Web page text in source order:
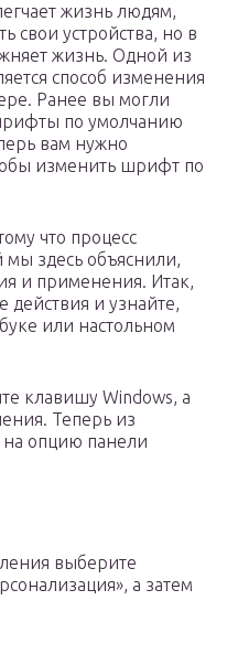
жизнь людям,
свои устройства, но в
жизнь. Одной из
способ изменения
Ранее вы могли
по умолчанию
вам нужно
изменить шрифт по
что процесс
здесь объяснили,
и применения. Итак,
и узнайте,
или настольном
клавишу Windows, а
Теперь из
на опцию панели
выберите
а затем